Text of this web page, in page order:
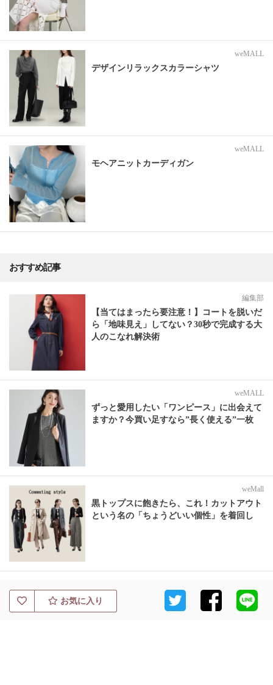
weMALL
デザインリラックスカラーシャツ
weMALL
モヘアニットカーディガン
おすすめ記事
編集部
【当てはまったら要注意！】コートを脱いだ
ら「地味見え」してない？30秒で完成する大
人のこなれ解決術
weMALL
ずっと愛用したい「ワンピース」に出会えて
ますか？今買い足すなら”長く使える”一枚
weMall
黒トップスに飽きたら、これ！カットアウト
という名の「ちょうどいい個性」を着回し
お気に入り